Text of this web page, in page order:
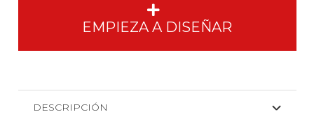
EMPIEZA A DISEÑAR
DESCRIPCIÓN